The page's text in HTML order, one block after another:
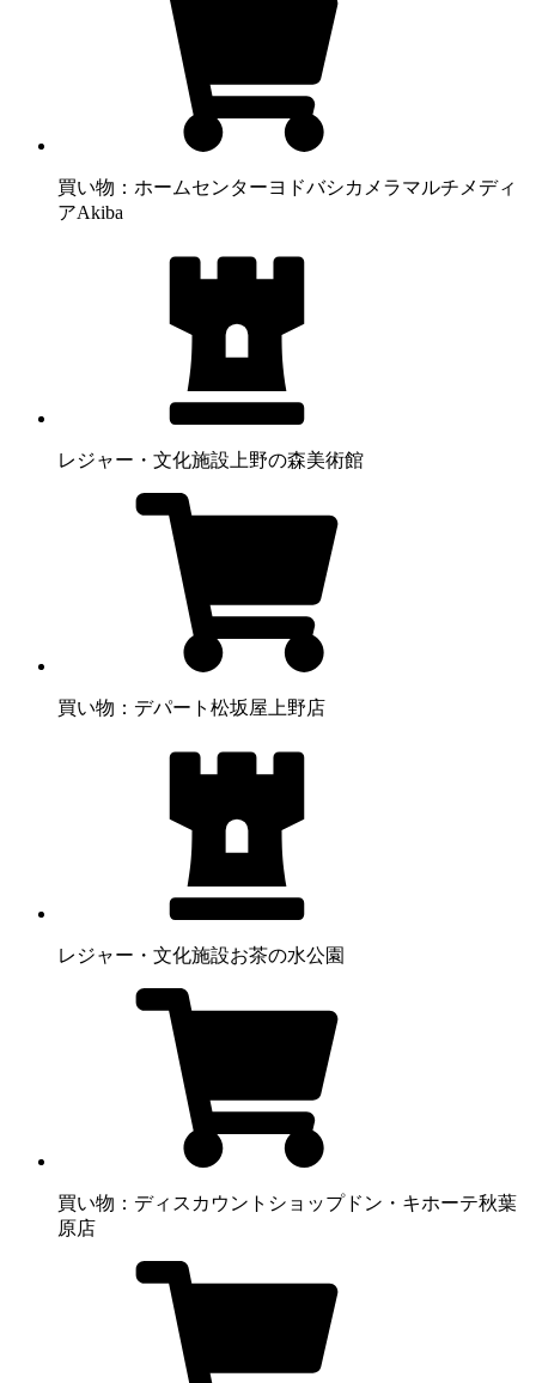
買い物：ホームセンターヨドバシカメラマルチメディ
アAkiba
レジャー・文化施設 上野の森美術館
買い物：デパート 松坂屋上野店
レジャー・文化施設お茶の水公園
買い物：ディスカウントショップドン・キホーテ秋葉
原店